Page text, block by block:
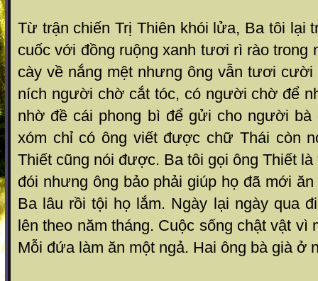
Từ trận chiến Trị Thiên khói lửa , Ba tôi lại
cuốc với đồng ruộng xanh tươi rì rào trong
c ày về nắng mệt nhưng ông vẫn tươ i
ních n gười chờ cắt tóc, có người chờ để
nhờ đề cái phong bì để gửi cho người bà
xóm chỉ có ông viết được chữ Thái còn
Thiết cũng nói đư ợc. Ba tôi gọi ông Thiết là
đói nhưng ông bả o phải giúp họ đã mới
Ba lâu rồi tội họ lắm . Ngày lại ngày qua
lên theo năm tháng. Cuộc s ống chật vật vì
Mỗi đứa làm ăn một ngả. Hai ông b à già ở